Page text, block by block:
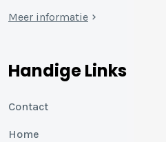
Meer informatie
Handige Links
Contact
Home